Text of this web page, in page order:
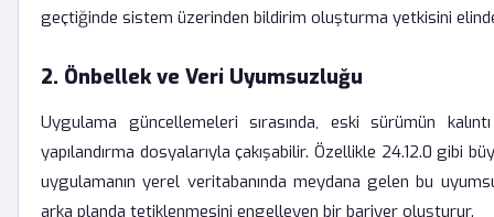
geçtiğinde sistem üzerinden bildirim oluşturma yetkisini
2. Önbellek ve Veri Uyumsuzluğu
Uygulama güncellemeleri sırasında, eski sürümün
yapılandırma dosyalarıyla çakışabilir. Özellikle 24.12.0 gibi
uygulamanın yerel veritabanında meydana gelen bu
arka planda tetiklenmesini engelleyen bir bariyer oluşturur.